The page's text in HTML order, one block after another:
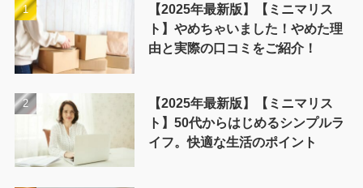
【2025年最新版】【ミニマリス
ト】やめちゃいました！やめた理
由と実際の口コミをご紹介！
【2025年最新版】【ミニマリス
ト】50代からはじめるシンプルラ
イフ。快適な生活のポイント